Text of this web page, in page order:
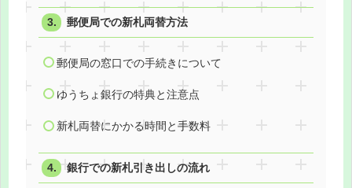
郵便局での新札両替方法
郵便局の窓口での手続きについて
ゆうちょ銀行の特典と注意点
新札両替にかかる時間と手数料
銀行での新札引き出しの流れ